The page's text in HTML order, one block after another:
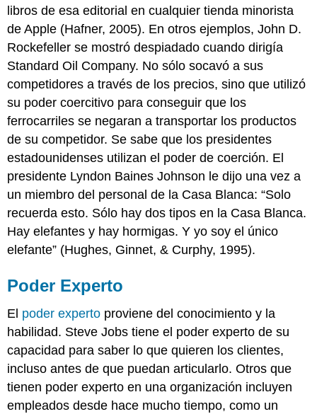
libros de esa editorial en cualquier tienda minorista
de Apple (Hafner, 2005). En otros ejemplos, John D.
Rockefeller se mostró despiadado cuando dirigía
Standard Oil Company. No sólo socavó a sus
competidores a través de los precios, sino que utilizó
su poder coercitivo para conseguir que los
ferrocarriles se negaran a transportar los productos
de su competidor. Se sabe que los presidentes
estadounidenses utilizan el poder de coerción. El
presidente Lyndon Baines Johnson le dijo una vez a
un miembro del personal de la Casa Blanca: “Solo
recuerda esto. Sólo hay dos tipos en la Casa Blanca.
Hay elefantes y hay hormigas. Y yo soy el único
elefante” (Hughes, Ginnet, & Curphy, 1995).
Poder Experto
El poder experto proviene del conocimiento y la
habilidad. Steve Jobs tiene el poder experto de su
capacidad para saber lo que quieren los clientes,
incluso antes de que puedan articularlo. Otros que
tienen poder experto en una organización incluyen
empleados desde hace mucho tiempo, como un